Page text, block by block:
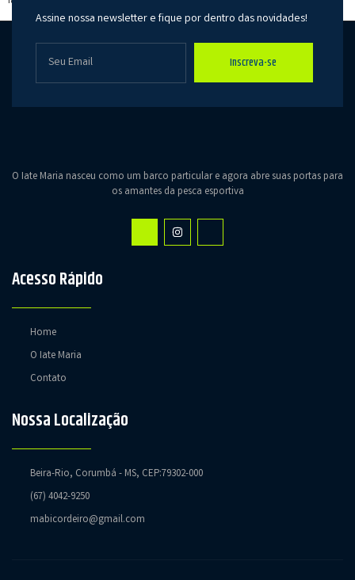
Assine nossa newsletter e fique por dentro das novidades!
Inscreva-se
O Iate Maria nasceu como um barco particular e agora abre suas portas para
os amantes da pesca esportiva
Acesso Rápido
Home
O Iate Maria
Contato
Nossa Localização
Beira-Rio, Corumbá - MS, CEP:79302-000
(67) 4042-9250
mabicordeiro@gmail.com